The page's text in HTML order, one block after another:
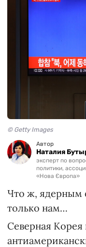
© Getty Images
Автор
Наталия
эксперт по
политики,
«Нова Європа»
Что ж, ядерным
только нам…
Северная